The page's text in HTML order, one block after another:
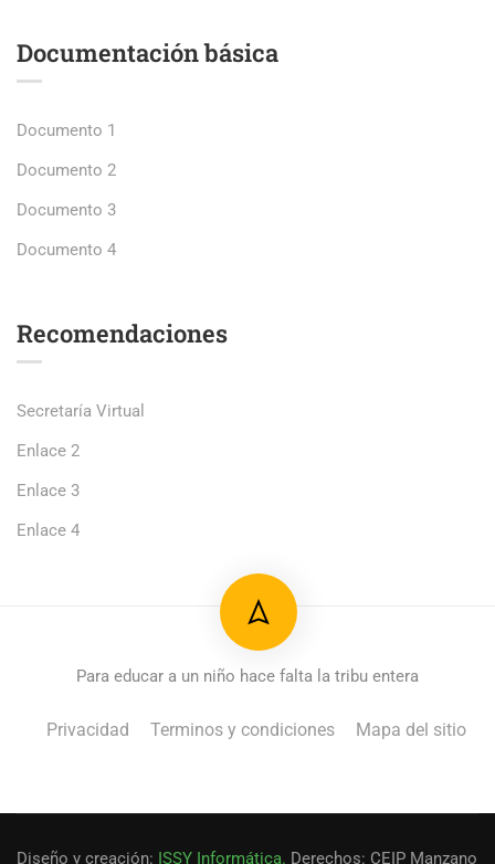
Documentación básica
Documento 1
Documento 2
Documento 3
Documento 4
Recomendaciones
Secretaría Virtual
Enlace 2
Enlace 3
Enlace 4
Para educar a un niño hace falta la tribu entera
Privacidad Terminos y condiciones Mapa del sitio
Diseño y creación: ISSY Informática. Derechos: CEIP Manzano